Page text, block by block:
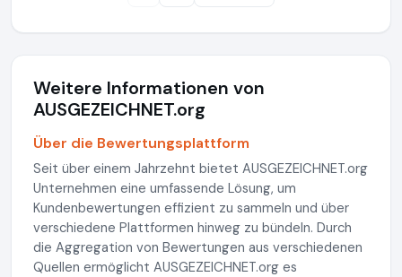
Weitere Informationen von
AUSGEZEICHNET.org
Über die Bewertungsplattform
Seit über einem Jahrzehnt bietet AUSGEZEICHNET.org
Unternehmen eine umfassende Lösung, um
Kundenbewertungen effizient zu sammeln und über
verschiedene Plattformen hinweg zu bündeln. Durch
die Aggregation von Bewertungen aus verschiedenen
Quellen ermöglicht AUSGEZEICHNET.org es